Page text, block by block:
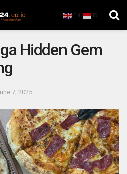
EN ID
Hidden Gem
7, 2025